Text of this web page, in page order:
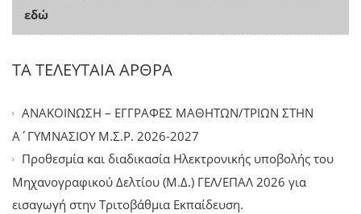
εδώ
ΤΑ ΤΕΛΕΥΤΑΙΑ ΑΡΘΡΑ
ΑΝΑΚΟΙΝΩΣΗ – ΕΓΓΡΑΦΕΣ ΜΑΘΗΤΩΝ/ΤΡΙΩΝ ΣΤΗΝ
Α΄ΓΥΜΝΑΣΙΟΥ Μ.Σ.Ρ. 2026-2027
Προθεσμία και διαδικασία Ηλεκτρονικής υποβολής του
Μηχανογραφικού Δελτίου (Μ.Δ.) ΓΕΛ/ΕΠΑΛ 2026 για
εισαγωγή στην Τριτοβάθμια Εκπαίδευση.